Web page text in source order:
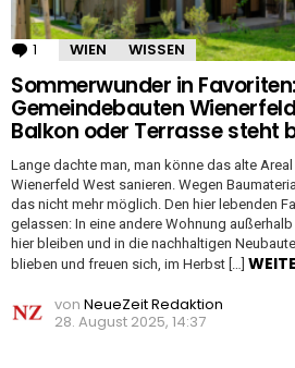
1 Kommentar
WIEN WISSEN
Sommerwunder in
Gemeindebauten
Balkon oder Terrasse steht
Lange dachte man, man könne das alte
Wienerfeld West sanieren. Wegen
das nicht mehr möglich. Den hier lebenden
gelassen: In eine andere Wohnung
hier bleiben und in die nachhaltigen
blieben und freuen sich, im Herbst […]
von NeueZeit Redaktion
28. August 2025, 14:37